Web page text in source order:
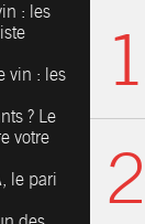
: les
vin : les
? Le
votre
le pari